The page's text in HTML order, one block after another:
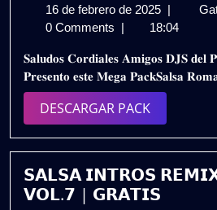
16 de febrero de 2025 16
de
de
2025
|
0 Comments | 18:04
𝐒𝐚𝐥𝐮𝐝𝐨𝐬 𝐂𝐨𝐫𝐝𝐢𝐚𝐥𝐞𝐬 𝐀𝐦𝐢𝐠𝐨𝐬 𝐃𝐉𝐒 𝐝𝐞𝐥
𝐏𝐫𝐞𝐬𝐞𝐧𝐭𝐨 𝐞𝐬𝐭𝐞 𝐌𝐞𝐠𝐚 𝐏𝐚𝐜𝐤𝐒𝐚𝐥𝐬𝐚
DESCARGAR PACKDESCARGAR
PACK
𝗦𝗔𝗟𝗦𝗔 𝗜𝗡𝗧𝗥𝗢𝗦
𝗩𝗢𝗟.𝟳 | 𝗚𝗥𝗔𝗧𝗜𝗦